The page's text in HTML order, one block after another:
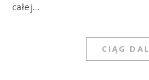
całej…
CIĄG